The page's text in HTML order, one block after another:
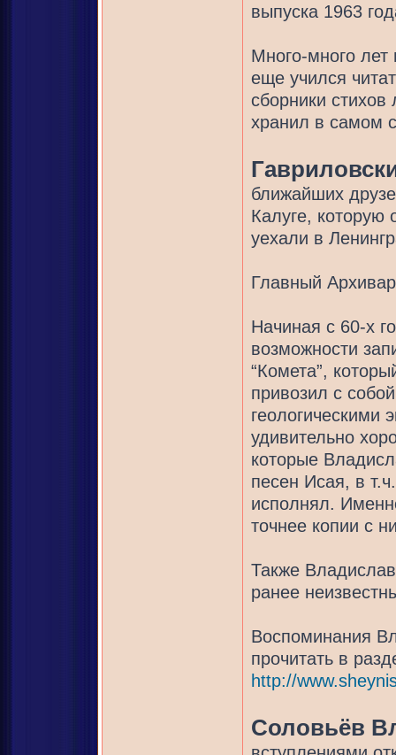
выпуска 1963
Много-много лет
еще учился
сборники
хранил в самом
ближайших
Калуге, которую
уехали в
Главный
Начиная с 60-х
возможности
“Комета”,
привозил с
геологическими
удивительно
которые
песен Исая, в
исполнял.
точнее копии с
Также
ранее
Воспоминания
прочитать в
http://
Соловьёв